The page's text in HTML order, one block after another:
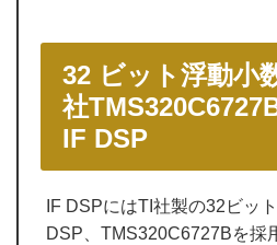
32 ビット浮動小
社
IF DSP
IF DSPにはTI社製の32ビッ
DSP、TMS320C6727Bを採